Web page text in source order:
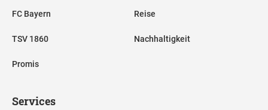
FC Bayern
TSV 1860
Promis
Reise
Nachhaltigkeit
Services